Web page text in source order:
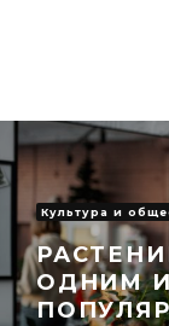
Культура и
ОДНИМ